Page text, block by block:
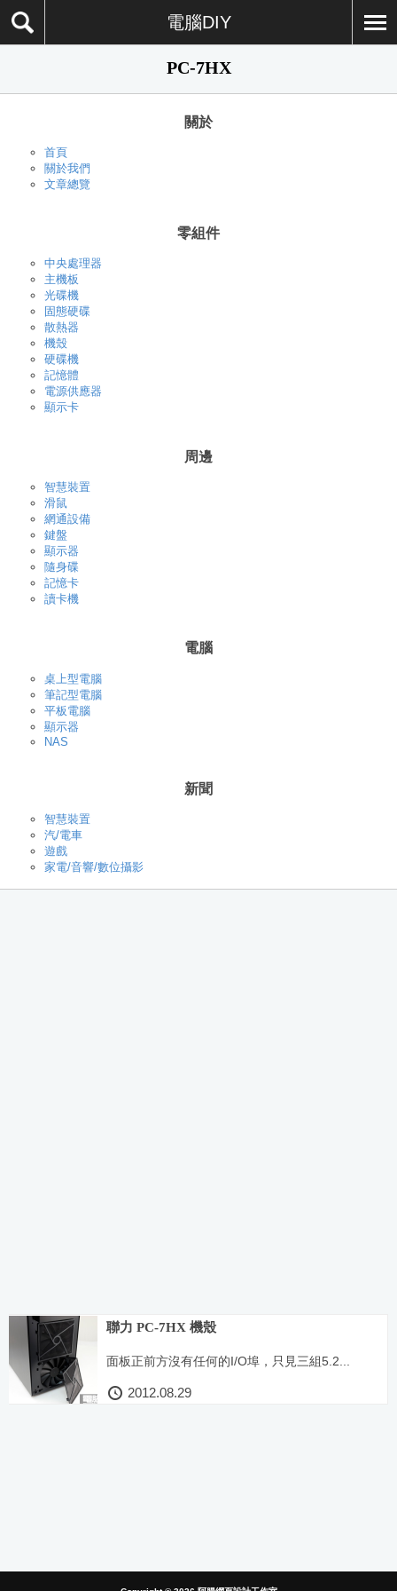
電腦DIY
PC-7HX
關於
首頁
關於我們
文章總覽
零組件
中央處理器
主機板
光碟機
固態硬碟
散熱器
機殼
硬碟機
記憶體
電源供應器
顯示卡
周邊
智慧裝置
滑鼠
網通設備
鍵盤
顯示器
隨身碟
記憶卡
讀卡機
電腦
桌上型電腦
筆記型電腦
平板電腦
顯示器
NAS
新聞
智慧裝置
汽/電車
遊戲
家電/音響/數位攝影
聯力 PC-7HX 機殼
面板正前方沒有任何的I/O埠，只見三組5.2...
2012.08.29